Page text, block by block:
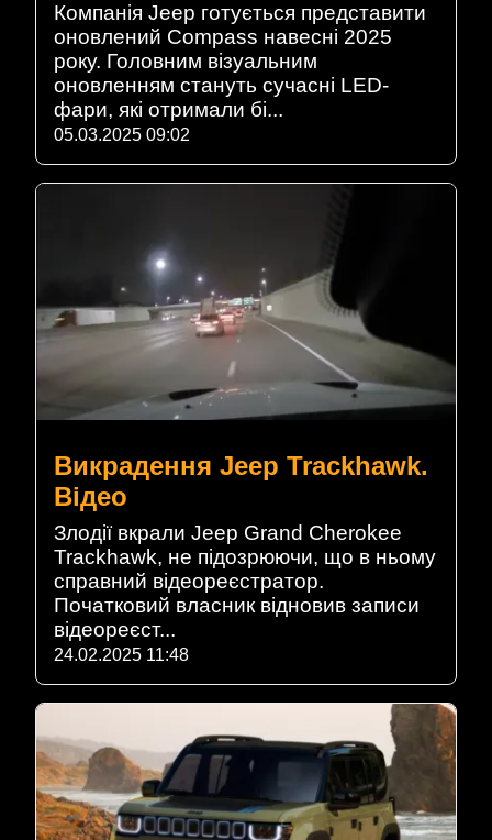
Компанія Jeep готується представити
оновлений Compass навесні 2025
року. Головним візуальним
оновленням стануть сучасні LED-
фари, які отримали бі...
05.03.2025 09:02
Викрадення Jeep Trackhawk.
Відео
Злодії вкрали Jeep Grand Cherokee
Trackhawk, не підозрюючи, що в ньому
справний відеореєстратор.
Початковий власник відновив записи
відеореєст...
24.02.2025 11:48